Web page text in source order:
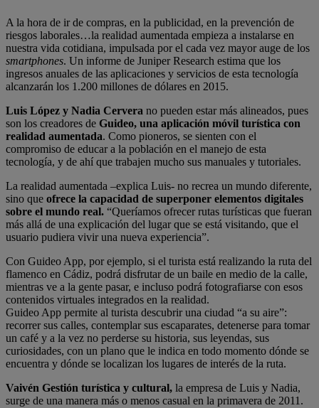
A la hora de ir de compras, en la publicidad, en la prevención de
riesgos laborales…la realidad aumentada empieza a instalarse en
nuestra vida cotidiana, impulsada por el cada vez mayor auge de los
smartphones. Un informe de Juniper Research estima que los
ingresos anuales de las aplicaciones y servicios de esta tecnología
alcanzarán los 1.200 millones de dólares en 2015.
Luis López y Nadia Cervera no pueden estar más alineados, pues
son los creadores de Guideo, una aplicación móvil turística con
realidad aumentada. Como pioneros, se sienten con el
compromiso de educar a la población en el manejo de esta
tecnología, y de ahí que trabajen mucho sus manuales y tutoriales.
La realidad aumentada –explica Luis- no recrea un mundo diferente,
sino que ofrece la capacidad de superponer elementos digitales
sobre el mundo real. “Queríamos ofrecer rutas turísticas que fueran
más allá de una explicación del lugar que se está visitando, que el
usuario pudiera vivir una nueva experiencia”.
Con Guideo App, por ejemplo, si el turista está realizando la ruta del
flamenco en Cádiz, podrá disfrutar de un baile en medio de la calle,
mientras ve a la gente pasar, e incluso podrá fotografiarse con esos
contenidos virtuales integrados en la realidad.
Guideo App permite al turista descubrir una ciudad “a su aire”:
recorrer sus calles, contemplar sus escaparates, detenerse para tomar
un café y a la vez no perderse su historia, sus leyendas, sus
curiosidades, con un plano que le indica en todo momento dónde se
encuentra y dónde se localizan los lugares de interés de la ruta.
Vaivén Gestión turística y cultural, la empresa de Luis y Nadia,
surge de una manera más o menos casual en la primavera de 2011.